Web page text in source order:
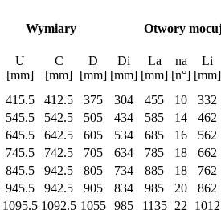
Wymiary Otwory
U
[mm]
C
[mm]
D
[mm]
Di
[mm]
La
[mm]
na
[n°]
Li
[mm]
415.5 412.5 375 304 455 10
332
545.5 542.5 505 434 585 14
462
645.5 642.5 605 534 685 16
562
745.5 742.5 705 634 785 18
662
845.5 942.5 805 734 885 18
762
945.5 942.5 905 834 985 20
862
1095.5 1092.5 1055 985 1135 22
1012